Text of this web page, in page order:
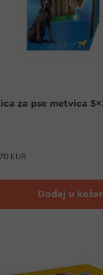
za pse metvica
EUR
listu želja
Dodaj u